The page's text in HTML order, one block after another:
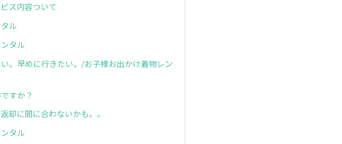
ス内容ついて
ル
タル
。早めに行きたい。/お子様お出かけ着物レン
すか？
却に間に合わないかも。。
タル